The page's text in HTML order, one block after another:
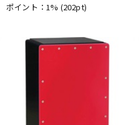
ポイント：1% (202pt)